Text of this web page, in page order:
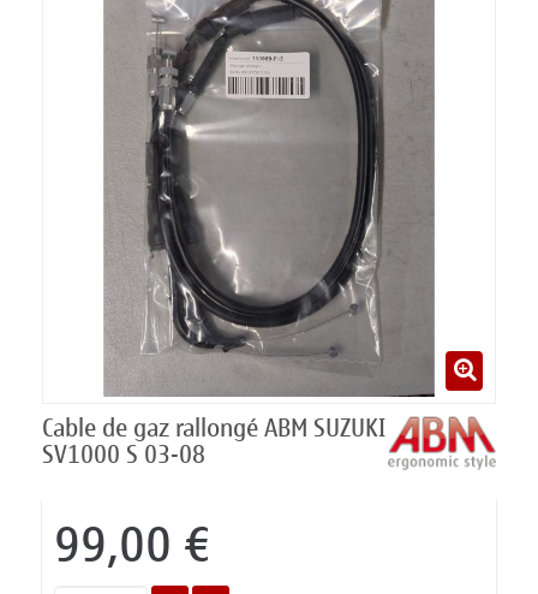
Cable de gaz rallongé ABM SUZUKI
SV1000 S 03-08
99,00 €